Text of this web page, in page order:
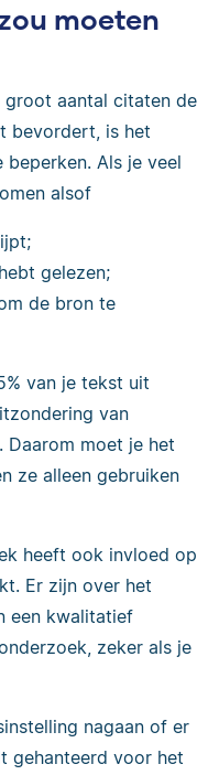
moeten
groot aantal citaten de
bevordert, is het
Als je veel
alsof
gelezen;
de bron te
van je tekst uit
van
Daarom moet je het
ze alleen gebruiken
heeft ook invloed op
Er zijn over het
een kwalitatief
zeker als je
nagaan of er
gehanteerd voor het